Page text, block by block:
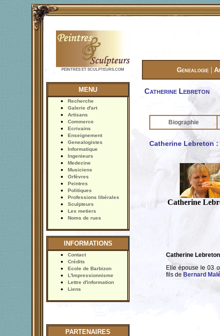
PEINTRES ET SCULPTEURS.COM Genealogie |
MENU
Recherche
Galerie d'art
Artisans
Commerce
Ecrivains
Enseignement
Genealogistes
Informatique
Ingenieurs
Medecine
Musiciens
Orfèvres
Peintres
Politiques
Professions libérales
Sculpteurs
Les metiers
Noms de rues
INFORMATIONS
Contact
Crédits
Ecole de Barbizon
L'Impressionnisme
Lettre d'information
Liens
PARTENAIRES
Catherine Lebreton
Biographie
Catherine Lebreton
Catherine
Catherine Lebreton
Elle épouse le 03
fils de Bernard